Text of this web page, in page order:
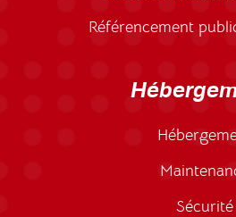
Référencement
Sécurité